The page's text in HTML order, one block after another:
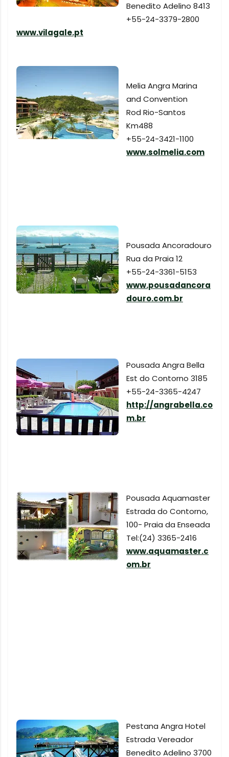
Benedito Adelino 8413
+55-24-3379-2800
www.vilagale.pt
Melia Angra Marina
and Convention
Rod Rio-Santos
Km488
+55-24-3421-1100
www.solmelia.com
Pousada Ancoradouro
Rua da Praia 12
+55-24-3361-5153
www.pousadancora
douro.com.br
Pousada Angra Bella
Est do Contorno 3185
+55-24-3365-4247
http://angrabella.co
m.br
Pousada Aquamaster
Estrada do Contorno,
100- Praia da Enseada
Tel:(24) 3365-2416
www.aquamaster.c
om.br
Pestana Angra Hotel
Estrada Vereador
Benedito Adelino 3700